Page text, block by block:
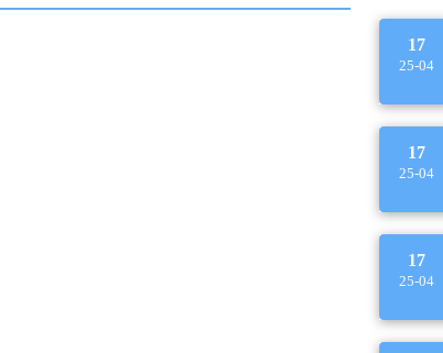
17
25-04
17
25-04
17
25-04